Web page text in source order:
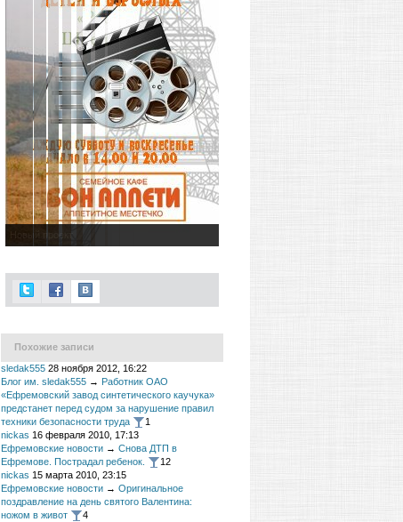
Новый проект
Похожие записи
sledak555 28 ноября 2012, 16:22
Блог им. sledak555 → Работник ОАО
«Ефремовский завод синтетического каучука»
предстанет перед судом за нарушение правил
техники безопасности труда
1
nickas 16 февраля 2010, 17:13
Ефремовские новости → Снова ДТП в
Ефремове. Пострадал ребенок.
12
nickas 15 марта 2010, 23:15
Ефремовские новости → Оригинальное
поздравление на день святого Валентина:
ножом в живот
4